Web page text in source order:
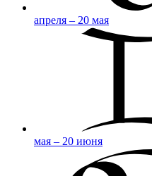
апреля – 20 мая
мая – 20 июня